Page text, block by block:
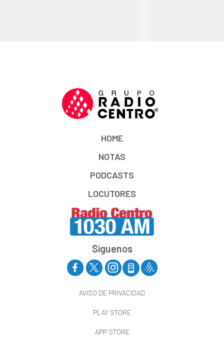
HOME
NOTAS
PODCASTS
LOCUTORES
Síguenos
AVISO DE PRIVACIDAD
PLAY STORE
APP STORE